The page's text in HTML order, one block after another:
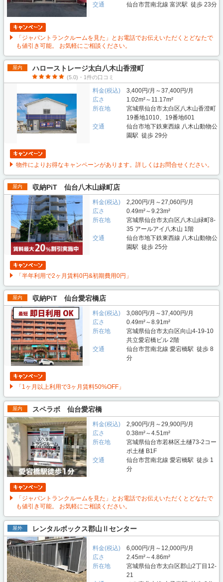
交通
仙台市営南北線 富沢駅 徒歩 23分
「ジャパントランクルームを見た」とお電話でお伝えいただくとどなたで
も値引き可能。 お気軽にご相談ください。
屋内 ハローストレージ太白八木山香澄町
(5.0)・1件の口コミ
料金(税込)
3,400円/月～37,400円/月
広さ
1.02m²～11.17m²
所在地
宮城県仙台市太白区八木山香澄町
19番地1010、19番地601
交通
仙台市地下鉄東西線 八木山動物公
園駅 徒歩 29分
物件によりお得なキャンペーンがあります。詳しくはお問合せください。
屋内 収納PiT 仙台八木山緑町店
料金(税込)
2,200円/月～27,060円/月
広さ
0.49m²～9.23m²
所在地
宮城県仙台市太白区八木山緑町8-
35 アールアイ八木山 1階
交通
仙台市地下鉄東西線 八木山動物公
園駅 徒歩 25分
「半年利用で2ヶ月賃料0円&初期費用0円」
屋内 収納PiT 仙台愛宕橋店
料金(税込)
3,080円/月～37,400円/月
広さ
0.49m²～8.91m²
所在地
宮城県仙台市太白区向山4-19-10
共立愛宕橋ビル 2階
交通
仙台市営南北線 愛宕橋駅 徒歩 8
分
「1ヶ月以上利用で3ヶ月賃料50%OFF」
屋内 スペラボ 仙台愛宕橋
料金(税込)
2,900円/月～29,900円/月
広さ
0.38m²～4.51m²
所在地
宮城県仙台市若林区土樋73-2コー
ポ土樋 B1F
交通
仙台市営南北線 愛宕橋駅 徒歩 1
分
「ジャパントランクルームを見た」とお電話でお伝えいただくとどなたで
も値引き可能。 お気軽にご相談ください。
屋外 レンタルボックス郡山Ⅱセンター
料金(税込)
6,000円/月～12,000円/月
広さ
2.45m²～4.86m²
所在地
宮城県仙台市太白区郡山2丁目12-
21